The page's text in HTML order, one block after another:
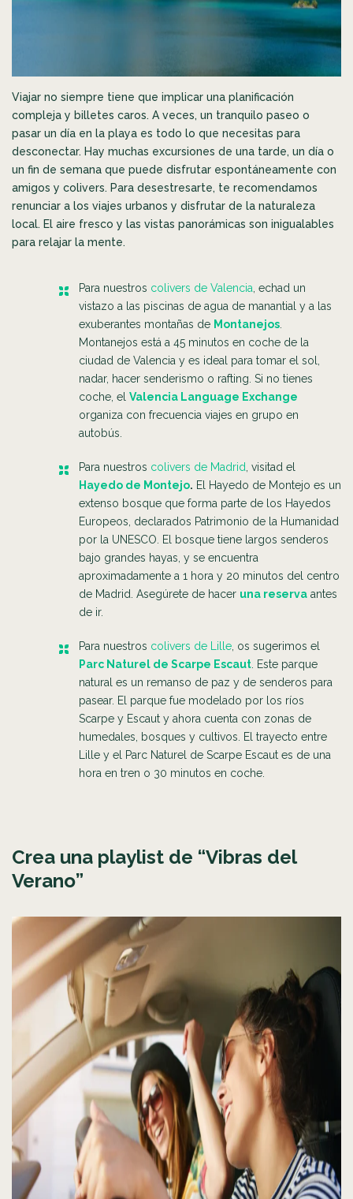
Viajar no siempre tiene que implicar una planificación
compleja y billetes caros. A veces, un tranquilo paseo o
pasar un día en la playa es todo lo que necesitas para
desconectar. Hay muchas excursiones de una tarde, un día o
un fin de semana que puede disfrutar espontáneamente con
amigos y colivers. Para desestresarte, te recomendamos
renunciar a los viajes urbanos y disfrutar de la naturaleza
local. El aire fresco y las vistas panorámicas son inigualables
para relajar la mente.
Para nuestros colivers de Valencia , echad un
vistazo a las piscinas de agua de manantial y a las
exuberantes montañas de Montanejos
Montanejos está a 45 minutos en coche de la
ciudad de Valencia y es ideal para tomar el sol,
nadar, hacer senderismo o rafting. Si no tienes
coche, el Valencia Language Exchange
organiza con frecuencia viajes en grupo en
autobús.
Para nuestros colivers de Madrid , visitad el
Hayedo de Montejo. El Hayedo de Montejo es un
extenso bosque que forma parte de los Hayedos
Europeos, declarados Patrimonio de la Humanidad
por la UNESCO. El bosque tiene largos senderos
bajo grandes hayas, y se encuentra
aproximadamente a 1 hora y 20 minutos del centro
de Madrid. Asegúrete de hacer una reserva antes
de ir.
Para nuestros colivers de Lille , os sugerimos el
Parc Naturel de Scarpe Escaut . Este parque
natural es un remanso de paz y de senderos para
pasear. El parque fue modelado por los ríos
Scarpe y Escaut y ahora cuenta con zonas de
humedales, bosques y cultivos. El trayecto entre
Lille y el Parc Naturel de Scarpe Escaut es de una
hora en tren o 30 minutos en coche.
Crea una playlist de “Vibras del
Verano”